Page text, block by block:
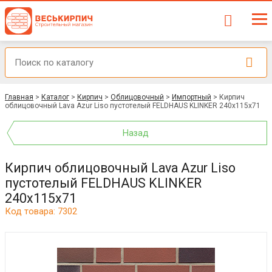
Главная > Каталог > Кирпич > Облицовочный > Импортный > Кирпич
облицовочный Lava Azur Liso пустотелый FELDHAUS KLINKER 240x115x71
Назад
Кирпич облицовочный Lava Azur Liso
пустотелый FELDHAUS KLINKER
240x115x71
Код товара: 7302